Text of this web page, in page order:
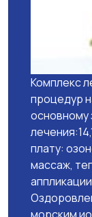
Комплекс
процедур
основному
плату:
массаж,